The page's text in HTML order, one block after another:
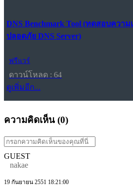
DNS Benchmark Tool (ทดสอบความ
ปลอดภัย DNS Server)
ฟรีแวร์
ดาวน์โหลด : 64
ดูเพิ่มอีก...
ความคิดเห็น (0)
GUEST
nakae
19 กันยายน 2551 18:21:00